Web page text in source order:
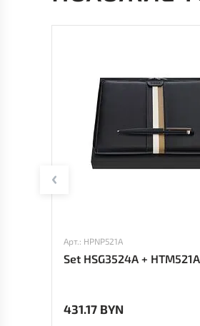
Арт.: HPNP521A
Set HSG3524A + HTM521A
431.17 BYN